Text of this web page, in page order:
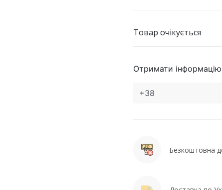
Товар очікується
Отримати інформацію
Безкоштовна